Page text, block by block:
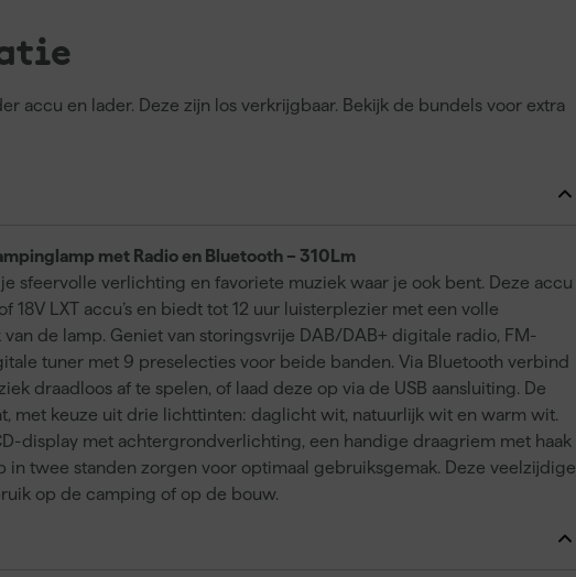
accu en lader. Deze zijn los verkrijgbaar. Bekijk de bundels voor extra
met Radio en Bluetooth – 310Lm
sfeervolle verlichting en favoriete muziek waar je ook bent. Deze accu
18V LXT accu’s en biedt tot 12 uur luisterplezier met een volle
de lamp. Geniet van storingsvrije DAB/DAB+ digitale radio, FM-
tuner met 9 preselecties voor beide banden. Via Bluetooth verbind
draadloos af te spelen, of laad deze op via de USB aansluiting. De
met keuze uit drie lichttinten: daglicht wit, natuurlijk wit en warm wit.
display met achtergrondverlichting, een handige draagriem met haak
in twee standen zorgen voor optimaal gebruiksgemak. Deze veelzijdige
op de camping of op de bouw.